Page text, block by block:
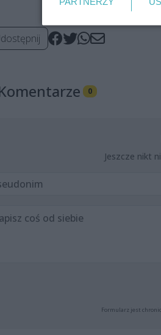
0
Jeszcze nikt
Formularz jest